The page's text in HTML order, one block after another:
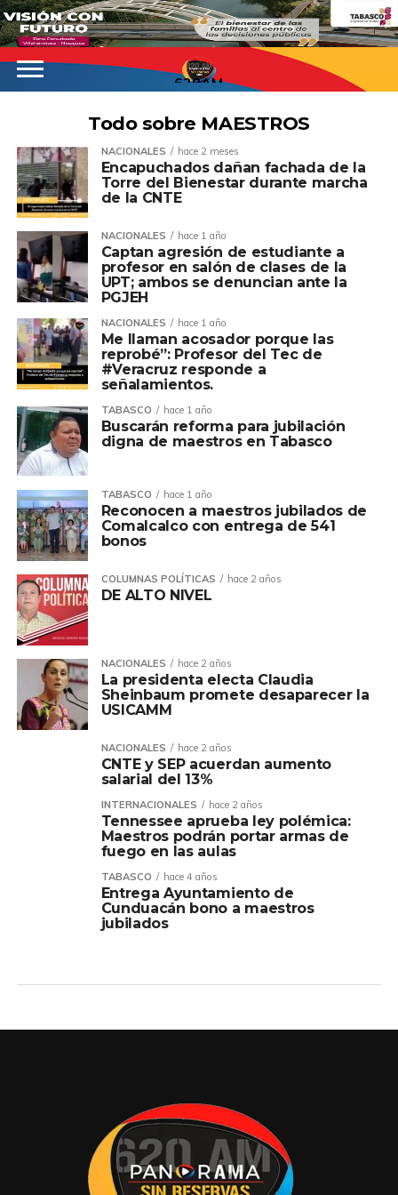
620AM
Todo sobre MAESTROS
NACIONALES hace 2 meses
Encapuchados dañan fachada de la
Torre del Bienestar durante marcha
de la CNTE
NACIONALES hace 1 año
Captan agresión de estudiante a
profesor en salón de clases de la
UPT; ambos se denuncian ante la
PGJEH
NACIONALES hace 1 año
Me llaman acosador porque las
reprobé”: Profesor del Tec de
#Veracruz responde a
señalamientos.
TABASCO hace 1 año
Buscarán reforma para jubilación
digna de maestros en Tabasco
TABASCO hace 1 año
Reconocen a maestros jubilados de
Comalcalco con entrega de 541
bonos
COLUMNAS POLÍTICAS hace 2 años
DE ALTO NIVEL
NACIONALES hace 2 años
La presidenta electa Claudia
Sheinbaum promete desaparecer la
USICAMM
NACIONALES hace 2 años
CNTE y SEP acuerdan aumento
salarial del 13%
INTERNACIONALES hace 2 años
Tennessee aprueba ley polémica:
Maestros podrán portar armas de
fuego en las aulas
TABASCO hace 4 años
Entrega Ayuntamiento de
Cunduacán bono a maestros
jubilados